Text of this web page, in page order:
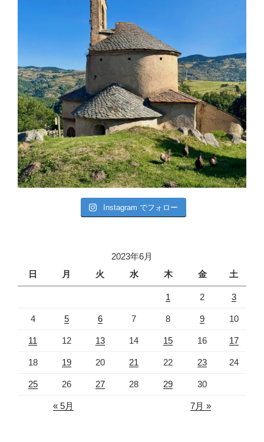
Instagram でフォロー
2023年6月
日
月 火 水 木 金 土
1 2 3
4 5 6 7 8 9 10
11 12 13 14 15 16 17
18 19 20 21 22 23 24
25 26 27 28 29 30
« 5月 7月 »